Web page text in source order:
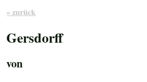
« zurück
Gersdorff
von